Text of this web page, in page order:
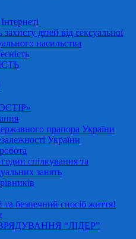
дітей від сексуальної
насильства
прапора України
України
спілкування та
занять
безпечний спосіб життя!
“ЛІДЕР”